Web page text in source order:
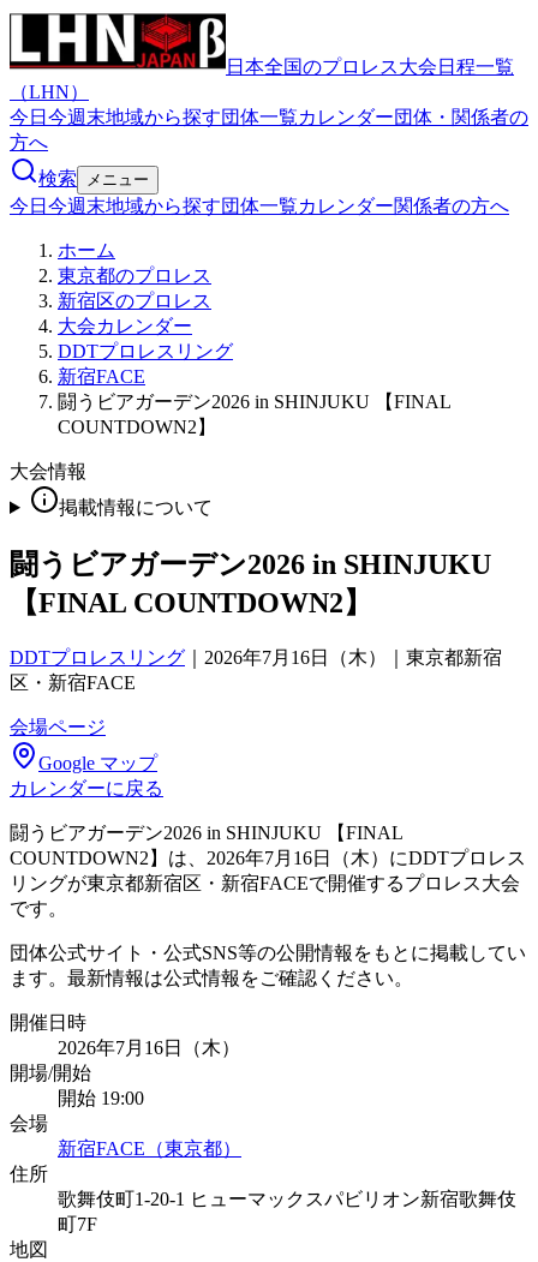
日本全国のプロレス大会日程一覧
（LHN）
今日 今週末地域から探す団体一覧カレンダー団体・関係者の
方へ
検索
メニュー
今日 今週末地域から探す団体一覧カレンダー関係者の方へ
ホーム
東京都のプロレス
新宿区のプロレス
大会カレンダー
DDTプロレスリング
新宿FACE
闘うビアガーデン2026 in SHINJUKU 【FINAL
COUNTDOWN2】
大会情報
掲載情報について
闘うビアガーデン2026 in SHINJUKU
【FINAL COUNTDOWN2】
DDTプロレスリング
2026年7月16日（木）｜東京都新宿
区・新宿FACE
会場ページ
Google マップ
カレンダーに戻る
闘うビアガーデン2026 in SHINJUKU 【FINAL
COUNTDOWN2】は、2026年7月16日（木）にDDTプロレス
リングが東京都新宿区・新宿FACEで開催するプロレス大会
です。
団体公式サイト・公式SNS等の公開情報をもとに掲載してい
ます。最新情報は公式情報をご確認ください。
開催日時
2026年7月16日（木）
開場/開始
開始 19:00
会場
新宿FACE（東京都）
住所
歌舞伎町1-20-1 ヒューマックスパビリオン新宿歌舞伎
町7F
地図